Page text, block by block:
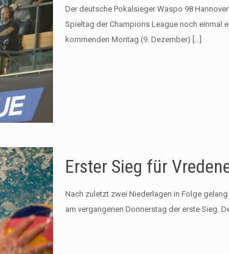
Der deutsche Pokalsieger Waspo 98
Spieltag der Champions League noch einmal
kommenden Montag (9. Dezember) […]
Erster Sieg für
Nach zuletzt zwei Niederlagen in Folge
am vergangenen Donnerstag der erste Sieg.